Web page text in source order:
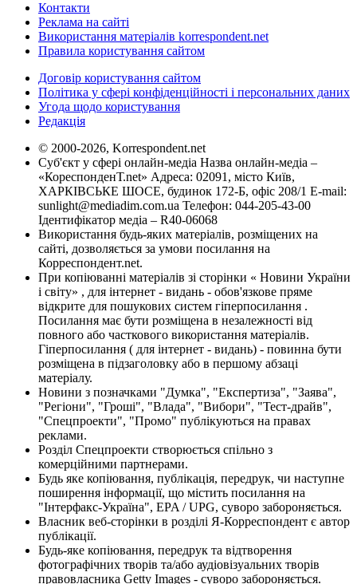
Контакти
Реклама на сайті
Використання матеріалів korrespondent.net
Правила користування сайтом
Договір користування сайтом
Політика у сфері конфіденційності і персональних даних
Угода щодо користування
Редакція
© 2000-2026, Korrespondent.net
Суб'єкт у сфері онлайн-медіа Назва онлайн-медіа –
«КореспонденТ.net» Адреса: 02091, місто Київ,
ХАРКІВСЬКЕ ШОСЕ, будинок 172-Б, офіс 208/1 E-mail:
sunlight@mediadim.com.ua Телефон: 044-205-43-00
Ідентифікатор медіа – R40-06068
Використання будь-яких матеріалів, розміщених на
сайті, дозволяється за умови посилання на
Корреспондент.net.
При копіюванні матеріалів зі сторінки « Новини України
і світу» , для інтернет - видань - обов'язкове пряме
відкрите для пошукових систем гіперпосилання .
Посилання має бути розміщена в незалежності від
повного або часткового використання матеріалів.
Гіперпосилання ( для інтернет - видань) - повинна бути
розміщена в підзаголовку або в першому абзаці
матеріалу.
Новини з позначками "Думка", "Експертиза", "Заява",
"Регіони", "Гроші", "Влада", "Вибори", "Тест-драйв",
"Спецпроекти", "Промо" публікуються на правах
реклами.
Розділ Спецпроекти створюється спільно з
комерційними партнерами.
Будь яке копіювання, публікація, передрук, чи наступне
поширення інформації, що містить посилання на
"Інтерфакс-Україна", EPA / UPG, суворо забороняється.
Власник веб-сторінки в розділі Я-Корреспондент є автор
публікації.
Будь-яке копіювання, передрук та відтворення
фотографічних творів та/або аудіовізуальних творів
правовласника Getty Images - суворо забороняється.